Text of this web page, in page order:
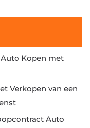
Kopen met
Verkopen van een
Auto